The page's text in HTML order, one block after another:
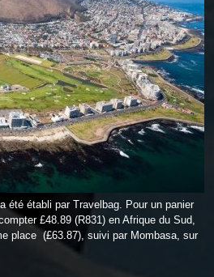
été établi par Travelbag. Pour un panier
£48.89 (R831) en Afrique du Sud,
place (£63.87), suivi par Mombasa, sur